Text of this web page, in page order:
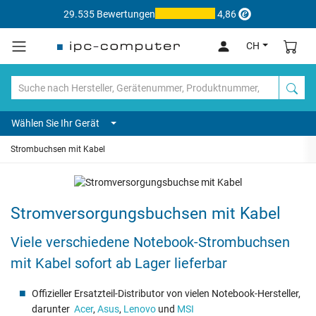
29.535 Bewertungen 4,86
CH
Wählen Sie Ihr Gerät
Strombuchsen mit Kabel
Stromversorgungsbuchsen mit Kabel
Viele verschiedene Notebook-Strombuchsen
mit Kabel sofort ab Lager lieferbar
Offizieller Ersatzteil-Distributor von vielen Notebook-Hersteller,
darunter Acer, Asus, Lenovo und MSI